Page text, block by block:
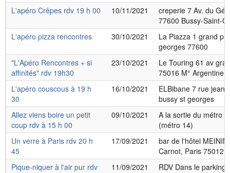
L'apéro Crêpes rdv 19 h 00 10/11/2021
creperie 7 Av. du
77600 Bussy-Saint-
L'apéro pizza rencontres
30/10/2021
La Piazza 1 grand
georges 77600
"L'Apéro Rencontres + si
affinités" rdv 19h30
23/10/2021
Le Touring 61 av
75016 M° Argentine
L'apéro couscous à 19 h
30
16/10/2021
ELBibane 7 rue jean
bussy st georges
Allez viens boire un petit
coup rdv à 15 h 00
09/10/2021
A la sortie du métro
(métro 14)
Un verre à Paris rdv 20 h
45
17/09/2021
bar de l'hôtel
Carnot, Paris 75012
Pique-niquer à l'air pur rdv
11/09/2021 RDV Dans le parking